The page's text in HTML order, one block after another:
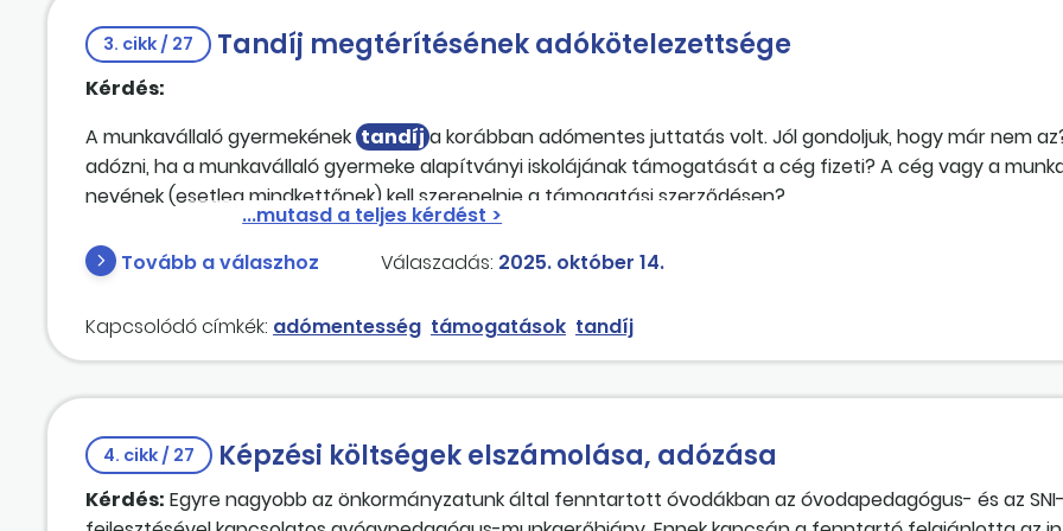
érvényesít. A képzés költségének számfejtésekor a bruttó járandóság nettó kifizetést jelent. Azért, hogy a
kifizetésénél a kedvezményektől ne essen el, a számfejtés nettó összegét megbontottuk, a számla
kiállítójának utaltuk, az adókedvezmény összegét pedig a köztisztviselőnek. Az utazási költséget szintén fel
bruttósítani, vagy kiküldetési rendelvény alapján elszámolható, és nem kell jövedelemként figyelembe
esetben, ha a kiküldetési rendelvény alapján elszámolható az útiköltség, de a helyi utazásra szóló jegyről
köztisztviselőnek, az elszámolható-e?
3. cikk / 27 Tandíj megtérítésének adókötelezettsége
Kérdés:
A munkavállaló gyermekének tandíj a korábban adómentes juttatás volt. Jól gondoljuk, hogy már nem
adózni, ha a munkavállaló gyermeke alapítványi iskolájának támogatását a cég fizeti? A cég vagy a
nevének (esetleg mindkettőnek) kell szerepelnie a támogatási szerződésen?
Tovább a válaszhoz Válaszadás: 2025. október 14.
Kapcsolódó címkék: adómentesség támogatások tandíj
4. cikk / 27 Képzési költségek elszámolása, adózása
Kérdés: Egyre nagyobb az önkormányzatunk által fenntartott óvodákban az óvodapedagógus- és az